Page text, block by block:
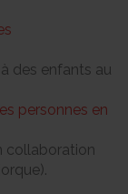
des enfants au
personnes en
collaboration